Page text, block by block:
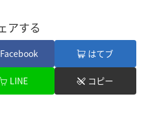
アする
Facebook はてブ
LINE コピー